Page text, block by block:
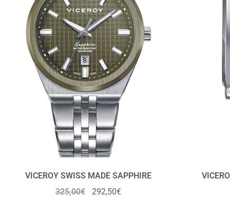
VICEROY SWISS MADE SAPPHIRE
325,00€ 292,50€